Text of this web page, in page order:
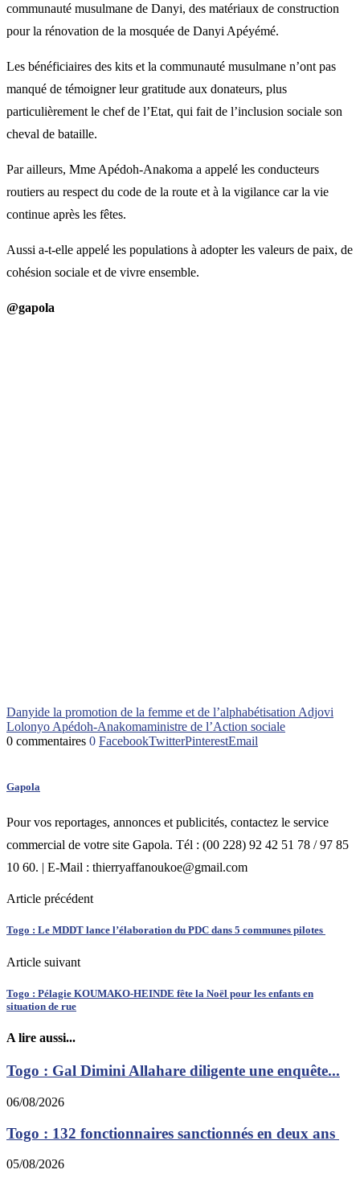
communauté musulmane de Danyi, des matériaux de construction
pour la rénovation de la mosquée de Danyi Apéyémé.
Les bénéficiaires des kits et la communauté musulmane n’ont pas
manqué de témoigner leur gratitude aux donateurs, plus
particulièrement le chef de l’Etat, qui fait de l’inclusion sociale son
cheval de bataille.
Par ailleurs, Mme Apédoh-Anakoma a appelé les conducteurs
routiers au respect du code de la route et à la vigilance car la vie
continue après les fêtes.
Aussi a-t-elle appelé les populations à adopter les valeurs de paix, de
cohésion sociale et de vivre ensemble.
@gapola
Danyide la promotion de la femme et de l’alphabétisation Adjovi
Lolonyo Apédoh-Anakomaministre de l’Action sociale
0 commentaires 0 FacebookTwitterPinterestEmail
Gapola
Pour vos reportages, annonces et publicités, contactez le service
commercial de votre site Gapola. Tél : (00 228) 92 42 51 78 / 97 85
10 60. | E-Mail : thierryaffanoukoe@gmail.com
Article précédent
Togo : Le MDDT lance l’élaboration du PDC dans 5 communes pilotes
Article suivant
Togo : Pélagie KOUMAKO-HEINDE fête la Noël pour les enfants en
situation de rue
A lire aussi...
Togo : Gal Dimini Allahare diligente une enquête...
06/08/2026
Togo : 132 fonctionnaires sanctionnés en deux ans
05/08/2026